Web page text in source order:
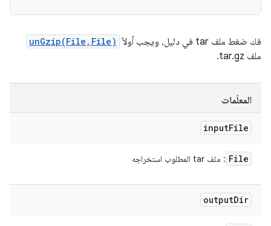
فك ضغط ملف tar في دليل، ويجب أولاً unGzip(File,File)
ملف tar.gz.
المعلَمات
inputFile
File : ملف tar المطلوب استخراجه
outputDir